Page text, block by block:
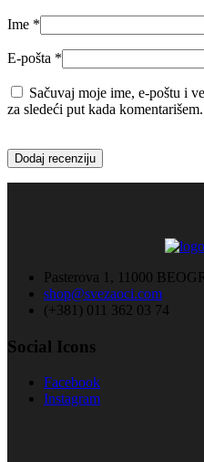
Ime *
E-pošta *
Sačuvaj moje ime, e-poštu i
za sledeći put kada komentarišem.
Pasterova 1, 11000
shop@svezaoci.com
(+381) 011 362 03 74
Social Icons
Facebook
Instagram